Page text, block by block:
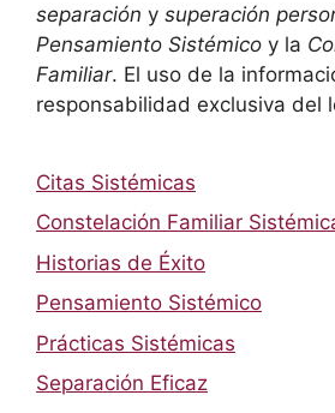
separación y superación
Pensamiento Sistémico y la
Familiar. El uso de la
responsabilidad exclusiva del
Citas Sistémicas
Constelación Familiar
Historias de Éxito
Pensamiento Sistémico
Prácticas Sistémicas
Separación Eficaz